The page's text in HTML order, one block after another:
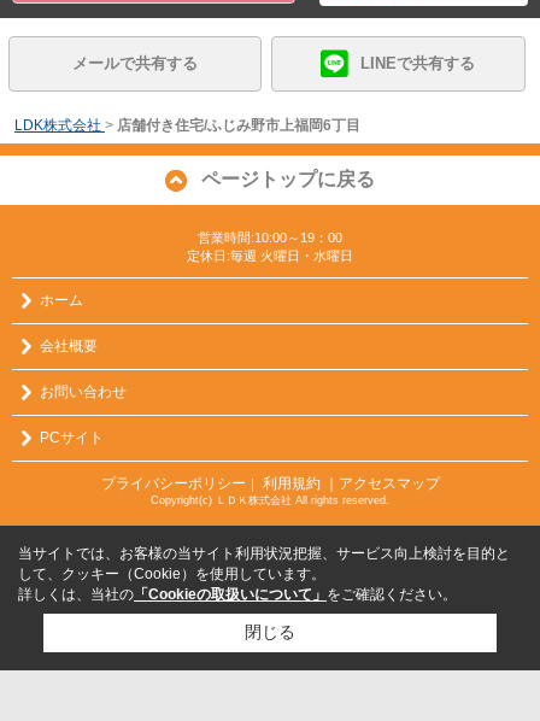
メールで共有する LINEで共有する
LDK株式会社 > 店舗付き住宅/ふじみ野市上福岡6丁目
ページトップに戻る
営業時間:10:00～19：00
定休日:毎週 火曜日・水曜日
ホーム
会社概要
お問い合わせ
PCサイト
プライバシーポリシー ｜ 利用規約 ｜アクセスマップ
Copyright(c) ＬＤＫ株式会社 All rights reserved.
当サイトでは、お客様の当サイト利用状況把握、サービス向上検討を目的と
して、クッキー（Cookie）を使用しています。
詳しくは、当社の 「Cookieの取扱いについて」 をご確認ください。
閉じる